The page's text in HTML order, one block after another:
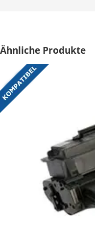
Ähnliche Produkte